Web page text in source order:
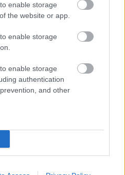
enable storage
the website or app.
enable storage
enable storage
authentication
and other